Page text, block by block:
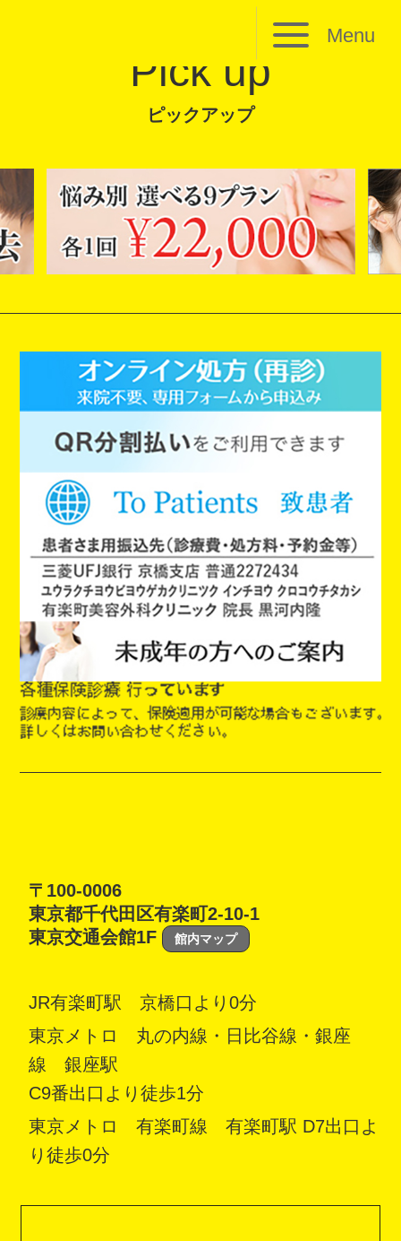
Menu
Pick up
ピックアップ
〒100-0006
東京都千代田区有楽町2-10-1
東京交通会館1F
館内マップ
JR有楽町駅 京橋口より0分
東京メトロ 丸の内線・日比谷線・銀座
線 銀座駅
C9番出口より徒歩1分
東京メトロ 有楽町線 有楽町駅 D7出口よ
り徒歩0分